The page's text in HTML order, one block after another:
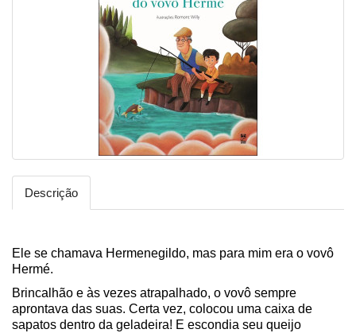
Descrição
Ele se chamava Hermenegildo, mas para mim era o vovô
Hermé.
Brincalhão e às vezes atrapalhado, o vovô sempre
aprontava das suas. Certa vez, colocou uma caixa de
sapatos dentro da geladeira! E escondia seu queijo